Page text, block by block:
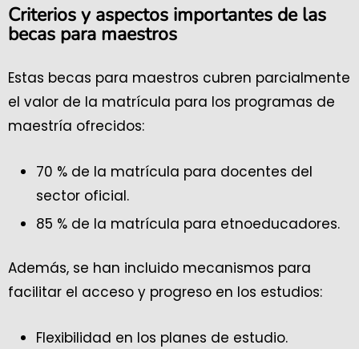
Criterios y aspectos importantes de las
becas para maestros
Estas becas para maestros cubren parcialmente
el valor de la matrícula para los programas de
maestría ofrecidos:
70 % de la matrícula para docentes del
sector oficial.
85 % de la matrícula para etnoeducadores.
Además, se han incluido mecanismos para
facilitar el acceso y progreso en los estudios:
Flexibilidad en los planes de estudio.